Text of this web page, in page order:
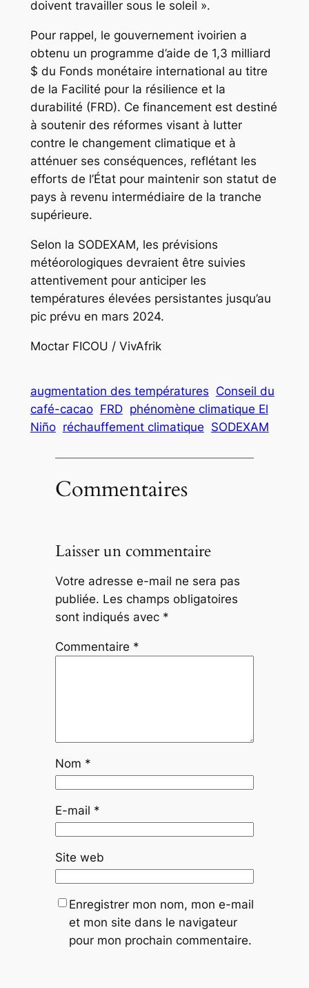
doivent travailler sous le soleil ».
Pour rappel, le gouvernement ivoirien a
obtenu un programme d’aide de 1,3 milliard
$ du Fonds monétaire international au titre
de la Facilité pour la résilience et la
durabilité (FRD). Ce financement est destiné
à soutenir des réformes visant à lutter
contre le changement climatique et à
atténuer ses conséquences, reflétant les
efforts de l’État pour maintenir son statut de
pays à revenu intermédiaire de la tranche
supérieure.
Selon la SODEXAM, les prévisions
météorologiques devraient être suivies
attentivement pour anticiper les
températures élevées persistantes jusqu’au
pic prévu en mars 2024.
Moctar FICOU / VivAfrik
augmentation des températures Conseil du
café-cacao FRD phénomène climatique El
Niño réchauffement climatique SODEXAM
Commentaires
Laisser un commentaire
Votre adresse e-mail ne sera pas
publiée. Les champs obligatoires
sont indiqués avec *
Commentaire *
Nom *
E-mail *
Site web
Enregistrer mon nom, mon e-mail
et mon site dans le navigateur
pour mon prochain commentaire.